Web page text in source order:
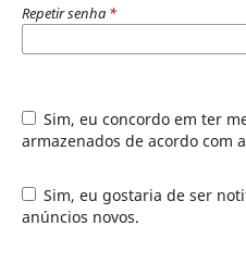
Repetir senha *
Sim, eu concordo em ter meus dados coletados e
armazenados de acordo com a
Sim, eu gostaria de ser notificado(a) de publicações e
anúncios novos.